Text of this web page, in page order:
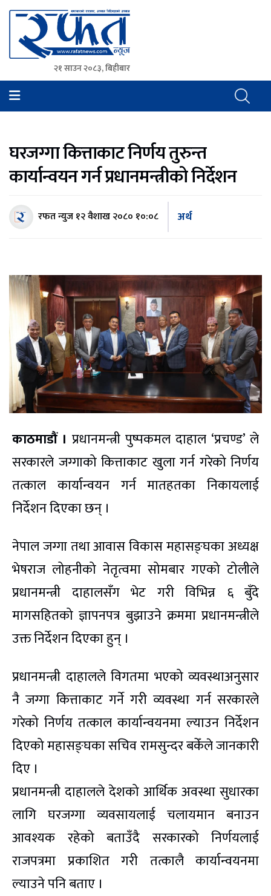
Rafat News
समाचारको रफ्तार, आवाज बिहिनहरुको आवाज
२१ साउन २०८३, बिहीबार
घरजग्गा कित्ताकाट निर्णय तुरुन्त
कार्यान्वयन गर्न प्रधानमन्त्रीको निर्देशन
रफत न्युज१२ वैशाख २०८० १०:०८ अर्थ
काठमाडौं । प्रधानमन्त्री पुष्पकमल दाहाल ‘प्रचण्ड’ ले
सरकारले जग्गाको कित्ताकाट खुला गर्न गरेको निर्णय
तत्काल कार्यान्वयन गर्न मातहतका निकायलाई
निर्देशन दिएका छन् ।
नेपाल जग्गा तथा आवास विकास महासङ्घका अध्यक्ष
भेषराज लोहनीको नेतृत्वमा सोमबार गएको टोलीले
प्रधानमन्त्री दाहालसँग भेट गरी विभिन्न ६ बुँदे
मागसहितको ज्ञापनपत्र बुझाउने क्रममा प्रधानमन्त्रीले
उक्त निर्देशन दिएका हुन् ।
प्रधानमन्त्री दाहालले विगतमा भएको व्यवस्थाअनुसार
नै जग्गा कित्ताकाट गर्ने गरी व्यवस्था गर्न सरकारले
गरेको निर्णय तत्काल कार्यान्वयनमा ल्याउन निर्देशन
दिएको महासङ्घका सचिव रामसुन्दर बकेँले जानकारी
दिए ।
प्रधानमन्त्री दाहालले देशको आर्थिक अवस्था सुधारका
लागि घरजग्गा व्यवसायलाई चलायमान बनाउन
आवश्यक रहेको बताउँदै सरकारको निर्णयलाई
राजपत्रमा प्रकाशित गरी तत्कालै कार्यान्वयनमा
ल्याउने पनि बताए ।